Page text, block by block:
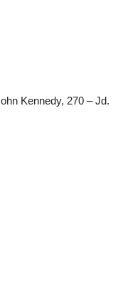
Kennedy, 270 – Jd.